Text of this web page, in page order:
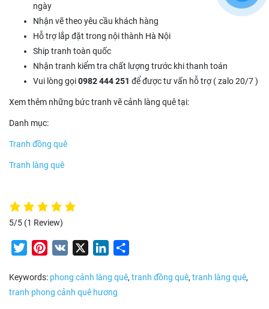
ngày
Nhận vẽ theo yêu cầu khách hàng
Hỗ trợ lắp đặt trong nội thành Hà Nội
Ship tranh toàn quốc
Nhận tranh kiểm tra chất lượng trước khi thanh toán
Vui lòng gọi0982 444 251 để được tư vấn hỗ trợ ( zalo 20/7 )
Xem thêm những bức tranh vẽ cảnh làng quê tại:
Danh mục:
Tranh đồng quê
Tranh làng quê
5/5 (1 Review)
TwitterPinterest
VK LinkedIn
Keywords: phong cảnh làng quê, tranh đồng quê, tranh làng quê,
tranh phong cảnh quê hương